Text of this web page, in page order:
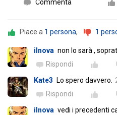
Commenta
Piace a 1 persona, 1
ilnova non lo sarà ,
Rispondi
Kate3
Lo spero davvero.
Rispondi
ilnova vedi i precedenti